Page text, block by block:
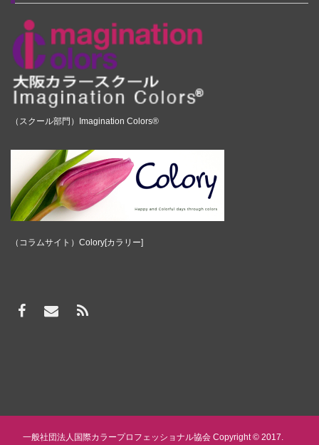
（スクール部門）Imagination Colors®
（コラムサイト）Colory[カラリー]
一般社団法人国際カラープロフェッショナル協会 Copyright © 2017.